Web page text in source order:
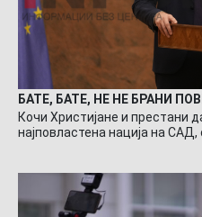
БАТЕ, БАТЕ, НЕ НЕ БРАНИ
Кочи Христијане и престани
најповластена нација на САД,